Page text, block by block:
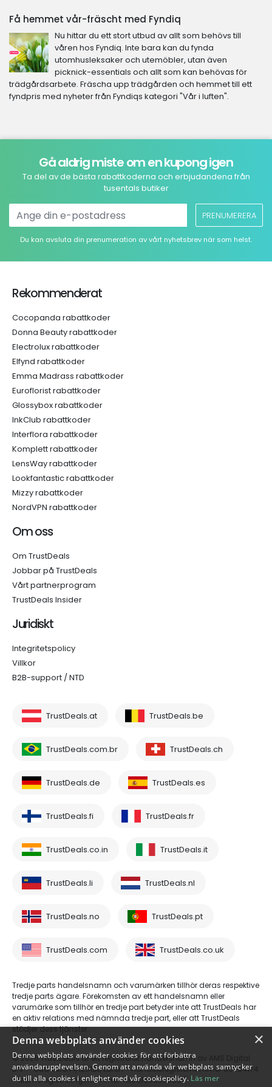
Få hemmet vår-fräscht med Fyndiq
Nu hittar du ett stort utbud av allt som behövs till
våren hos Fyndiq. Inte bara kan du fynda
utomhusleksaker och utemöbler, utan även
picknick-essentials och allt som kan behövas för
trädgårdsarbete. Fräscha upp trädgården och hemmet till ett
fyndpris med nyheter från Fyndiqs kategori "Vår i luften".
Gå aldrig miste om en kupong igen
Ta del av de bästa rabattkoderna och erbjudandena från
tusentals butiker
PRENUMERERA
Du kan avsluta din prenumeration av vårt nyhetsbrev när som helst.
Rekommenderat
Cocopanda rabattkoder
Donna Beauty rabattkoder
Electrolux rabattkoder
Elfynd rabattkoder
Emma Madrass rabattkoder
Euroflorist rabattkoder
Glossybox rabattkoder
InkClub rabattkoder
Interflora rabattkoder
Komplett rabattkoder
LensWay rabattkoder
Lookfantastic rabattkoder
Mizzy rabattkoder
NordVPN rabattkoder
Om oss
Om TrustDeals
Jobbar på TrustDeals
Vårt partnerprogram
TrustDeals Insider
Juridiskt
Integritetspolicy
Villkor
B2B-support / NTD
TrustDeals.at TrustDeals.be
TrustDeals.com.br TrustDeals.ch
TrustDeals.de TrustDeals.es
TrustDeals.fi TrustDeals.fr
TrustDeals.co.in TrustDeals.it
TrustDeals.li TrustDeals.nl
TrustDeals.no TrustDeals.pt
TrustDeals.com TrustDeals.co.uk
Tredje parts handelsnamn och varumärken tillhör deras respektive
tredje parts ägare. Förekomsten av ett handelsnamn eller
varumärke som tillhör en tredje part betyder inte att TrustDeals har
en aktiv relations med nämnda tredje part, eller att TrustDeals
stödjer dess tjänster.
© 2026 TrustDeals är ett registrerat handelsnamn av AMS Digital
B.V. - Oud Laren 1, 1251BL, Laren - handelsregisternummer 80264174
- Momsregistreringsnummer: NL861609360B01"
×
Denna webbplats använder cookies
Denna webbplats använder cookies för att förbättra
användarupplevelsen. Genom att använda vår webbplats samtycker
du till alla cookies i enlighet med vår cookiepolicy. Läs mer